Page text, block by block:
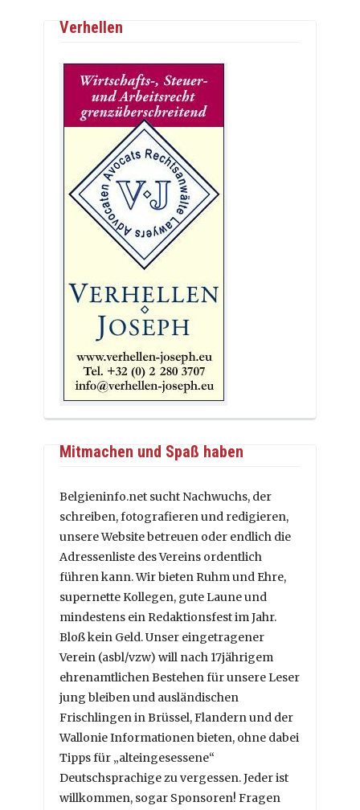
Verhellen
Mitmachen und Spaß haben
Belgieninfo.net sucht Nachwuchs, der
schreiben, fotografieren und redigieren,
unsere Website betreuen oder endlich die
Adressenliste des Vereins ordentlich
führen kann. Wir bieten Ruhm und Ehre,
supernette Kollegen, gute Laune und
mindestens ein Redaktionsfest im Jahr.
Bloß kein Geld. Unser eingetragener
Verein (asbl/vzw) will nach 17jährigem
ehrenamtlichen Bestehen für unsere Leser
jung bleiben und ausländischen
Frischlingen in Brüssel, Flandern und der
Wallonie Informationen bieten, ohne dabei
Tipps für „alteingesessene“
Deutschsprachige zu vergessen. Jeder ist
willkommen, sogar Sponsoren! Fragen